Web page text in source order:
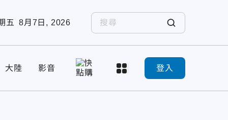
五 8月7日, 2026
大陸 影音 登入